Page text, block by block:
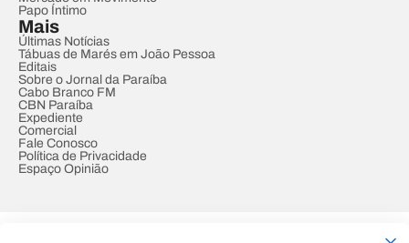
Papo Íntimo
Mais
Últimas Notícias
Tábuas de Marés em João Pessoa
Editais
Sobre o Jornal da Paraíba
Cabo Branco FM
CBN Paraíba
Expediente
Comercial
Fale Conosco
Política de Privacidade
Espaço Opinião